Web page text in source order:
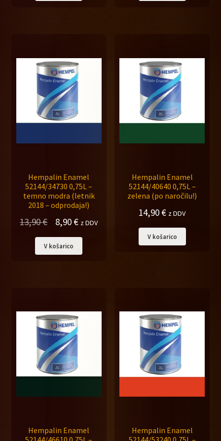
Hempalin Enamel
52144/34730 0,75L –
temno modra (letnik
2018 – odprodaja!)
13,90€
Izvirna
cena
je
8,90€Trenutna
cena
je:
z DDV
V košarico
Hempalin Enamel
52144/40640 0,75L –
zelena (po naročilu!)
14,90€ z DDV
V košarico
Hempalin Enamel
Hempalin Enamel